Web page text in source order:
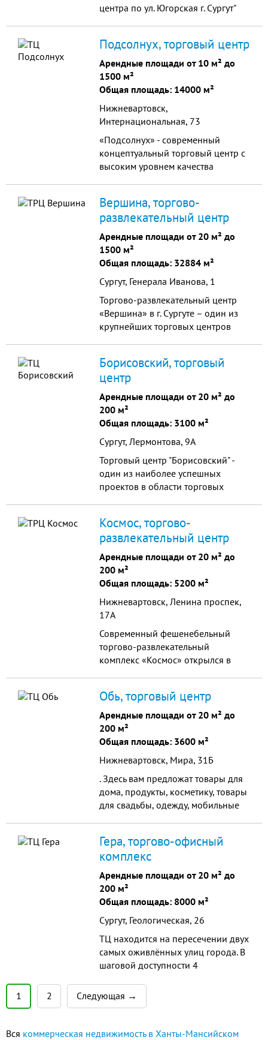
35,5 кв.м., 49,8 кв.м., 100 кв.м.
центра по ул. Югорская г. Сургут"
арендатором #сетевик!
Преимущества: Отличное
расположение. Помещение имеет
удобное расположение на 1 линии
районов города. От...
Подсолнух, торговый центр
Арендные площади от 10 м² до
1500 м²
Общая площадь: 14000 м²
Нижневартовск,
Интернациональная, 73
«Подсолнух» - современный
концептуальный торговый центр с
высоким уровнем качества
Нижневартовска и
Нижневартовского района
Вершина, торгово-
развлекательный центр
Арендные площади от 20 м² до
1500 м²
Общая площадь: 32884 м²
Сургут, Генерала Иванова, 1
Торгово-развлекательный центр
«Вершина» в г. Сургуте – один из
крупнейших торговых центров
и стратегические конструктивные
решения обеспечат ему успешный
срок жизни не менее 125 лет!
Борисовский, торговый
центр
Арендные площади от 20 м² до
200 м²
Общая площадь: 3100 м²
Сургут, Лермонтова, 9А
Торговый центр "Борисовский" -
один из наиболее успешных
проектов в области торговых
Космос, торгово-
развлекательный центр
Арендные площади от 20 м² до
200 м²
Общая площадь: 5200 м²
Нижневартовск, Ленина проспек,
17А
Современный фешенебельный
торгово-развлекательный
комплекс «Космос» открылся в
(включая 3D-стерео), дизайнерский
японский ресторан «Токио» с
панорамным видом на город,
ресторан немецкой кухни «Кёльн»,
и самые модные магазины!
Обь, торговый центр
Арендные площади от 20 м² до
200 м²
Общая площадь: 3600 м²
Нижневартовск, Мира, 31Б
. Здесь вам предложат товары для
дома, продукты, косметику, товары
для свадьбы, одежду, мобильные
Гера, торгово-офисный
комплекс
Арендные площади от 20 м² до
200 м²
Общая площадь: 8000 м²
Сургут, Геологическая, 26
ТЦ находится на пересечении двух
самых оживлённых улиц города. В
шаговой доступности 4
1
2 Следующая →
Вся коммерческая недвижимость в Ханты-Мансийском